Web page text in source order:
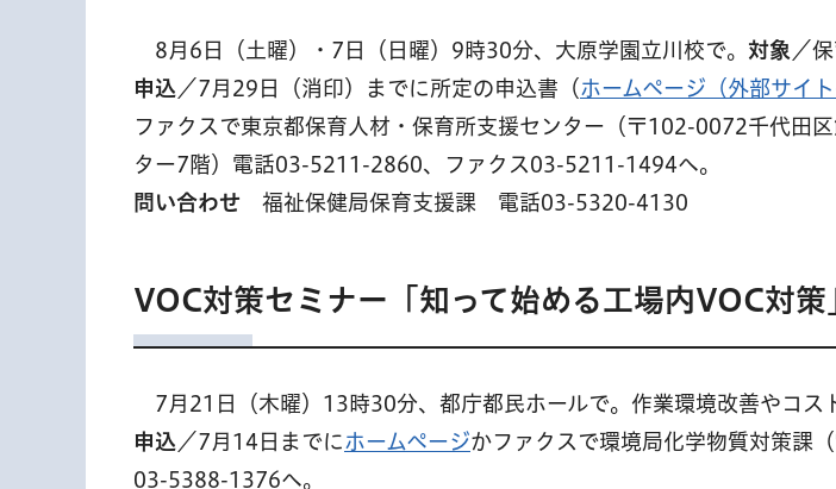
8 月6日（土曜）・7日（日曜）9時30分、大原学園立川校で。 対象 ／
申込 ／7月29日（消印）までに所定の申込書（ ホームページ（外部サイト
ファクスで東京都保育人材・保育所支援センター（〒102-0072千代田
ター7階）電話03-5211-2860、ファクス03-5211-1494へ。
問い合わせ 福祉保健局保育支援課 電話03-5320-4130
VOC対策セミナー「知って始める工場内VOC対策
7 月21日（木曜）13時30分、都庁都民ホールで。作業環境改善やコス
申込 ／7月14日までに ホームページかファクスで環境局化学物質対策課
03-5388-1376へ。